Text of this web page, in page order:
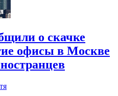
о скачке
офисы в Москве